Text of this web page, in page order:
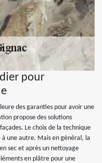
pour
des garanties pour avoir une
propose des solutions
Le choix de la technique
une autre. Mais en général, la
sec et après un nettoyage
en plâtre pour une